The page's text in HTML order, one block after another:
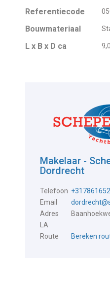
Referentiecode
Bouwmateriaal
L x B x D ca
Makelaar -
Dordrecht
Telefoon
Email
Adres
LA
Route
Bereken